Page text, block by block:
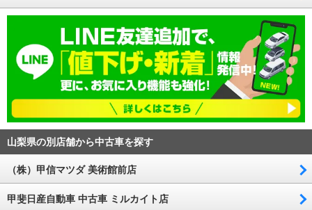
山梨県の別店舗から中古車を探す
（株）甲信マツダ 美術館前店
甲斐日産自動車 中古車 ミルカイト店